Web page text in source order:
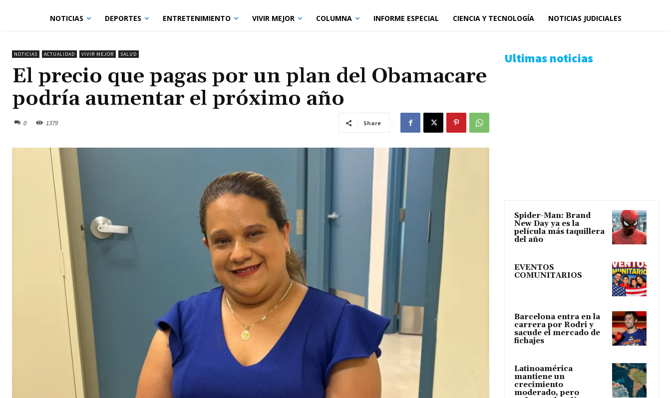
NOTICIAS DEPORTES ENTRETENIMIENTO VIVIR MEJOR COLUMNA INFORME ESPECIAL CIENCIA Y TECNOLOGÍA NOTICIAS JUDICIALES
NOTICIAS ACTUALIDAD VIVIR MEJOR SALUD
El precio que pagas por un plan del Obamacare
podría aumentar el próximo año
0 1379 Share
Ultimas noticias
Spider-Man: Brand
New Day ya es la
película más taquillera
del año
EVENTOS
COMUNITARIOS
Barcelona entra en la
carrera por Rodri y
sacude el mercado de
fichajes
Latinoamérica
mantiene un
crecimiento
moderado, pero